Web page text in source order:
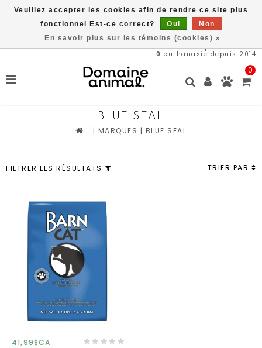
566animaux adoptés en 2026
0 euthanasie depuis 2014
0
BLUE SEAL
| MARQUES | BLUE SEAL
FILTRER LES RÉSULTATS TRIER PAR
41,99$CA
Veuillez accepter les cookies afin de rendre ce site plus
fonctionnel Est-ce correct?
Oui
Non
En savoir plus sur les témoins (cookies) »
Livraison gratuite à partir de 89$*